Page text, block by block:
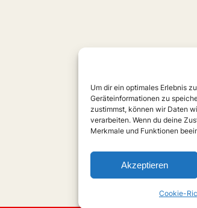
Um dir ein optimales Erlebnis
Geräteinformationen zu
zustimmst, können wir Daten
verarbeiten. Wenn du deine
Merkmale und Funktionen
Akzeptieren
Cookie-